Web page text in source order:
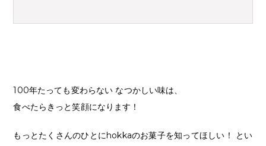
100年たっても変わらない なつかしい味は、
食べたらきっと笑顔になります！
もっとたくさんのひとにhokkaのお菓子を知ってほしい！ とい